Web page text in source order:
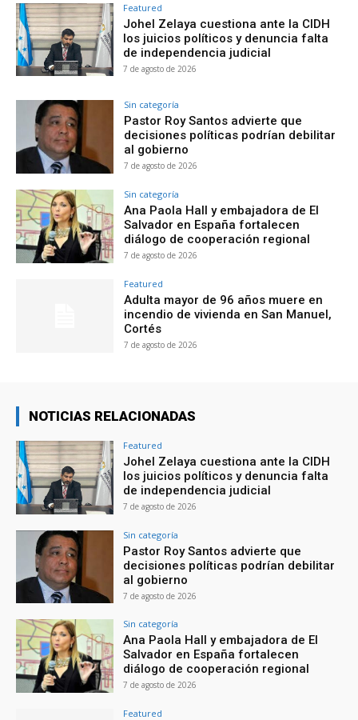
Featured
Johel Zelaya cuestiona ante la CIDH
los juicios políticos y denuncia falta
de independencia judicial
7 de agosto de 2026
Sin categoría
Pastor Roy Santos advierte que
decisiones políticas podrían debilitar
al gobierno
7 de agosto de 2026
Sin categoría
Ana Paola Hall y embajadora de El
Salvador en España fortalecen
diálogo de cooperación regional
7 de agosto de 2026
Featured
Adulta mayor de 96 años muere en
incendio de vivienda en San Manuel,
Cortés
7 de agosto de 2026
NOTICIAS RELACIONADAS
Featured
Johel Zelaya cuestiona ante la CIDH
los juicios políticos y denuncia falta
de independencia judicial
7 de agosto de 2026
Sin categoría
Pastor Roy Santos advierte que
decisiones políticas podrían debilitar
al gobierno
7 de agosto de 2026
Sin categoría
Ana Paola Hall y embajadora de El
Salvador en España fortalecen
diálogo de cooperación regional
7 de agosto de 2026
Featured